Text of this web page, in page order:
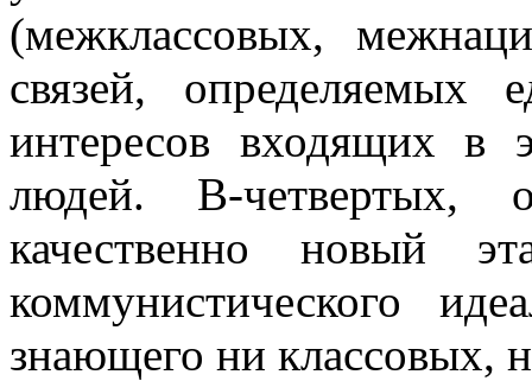
(межклассовых,
связей, определяемых
интересов входящих в
людей. В-
качественно новый
коммунистического
знающего ни классовых,